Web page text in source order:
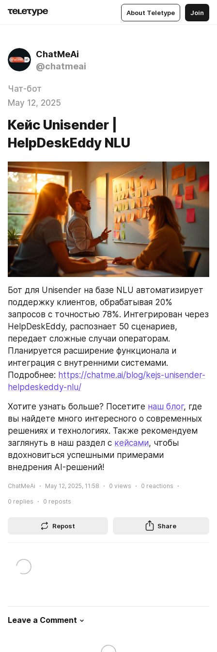
About Teletype Join
ChatMeAi
@chatmeai
Чат-бот
May 12, 2025
Кейс Unisender |
HelpDeskEddy NLU
Бот для Unisender на базе NLU автоматизирует
поддержку клиентов, обрабатывая 20%
запросов с точностью 78%. Интегрирован через
HelpDeskEddy, распознает 50 сценариев,
передает сложные случаи операторам.
Планируется расширение функционала и
интеграция с внутренними системами.
Подробнее: https://chatme.ai/blog/kejs-unisender-
helpdeskeddy-nlu/
Хотите узнать больше? Посетите наш блог, где
вы найдете много интересного о современных
решениях и технологиях. Также рекомендуем
заглянуть в наш раздел с кейcами, чтобы
вдохновиться успешными примерами
внедрения AI-решений!
ChatMeAi May 12, 2025, 11:58 0 views 0 reactions
0 replies 0 reposts
Repost Share
Leave a Comment